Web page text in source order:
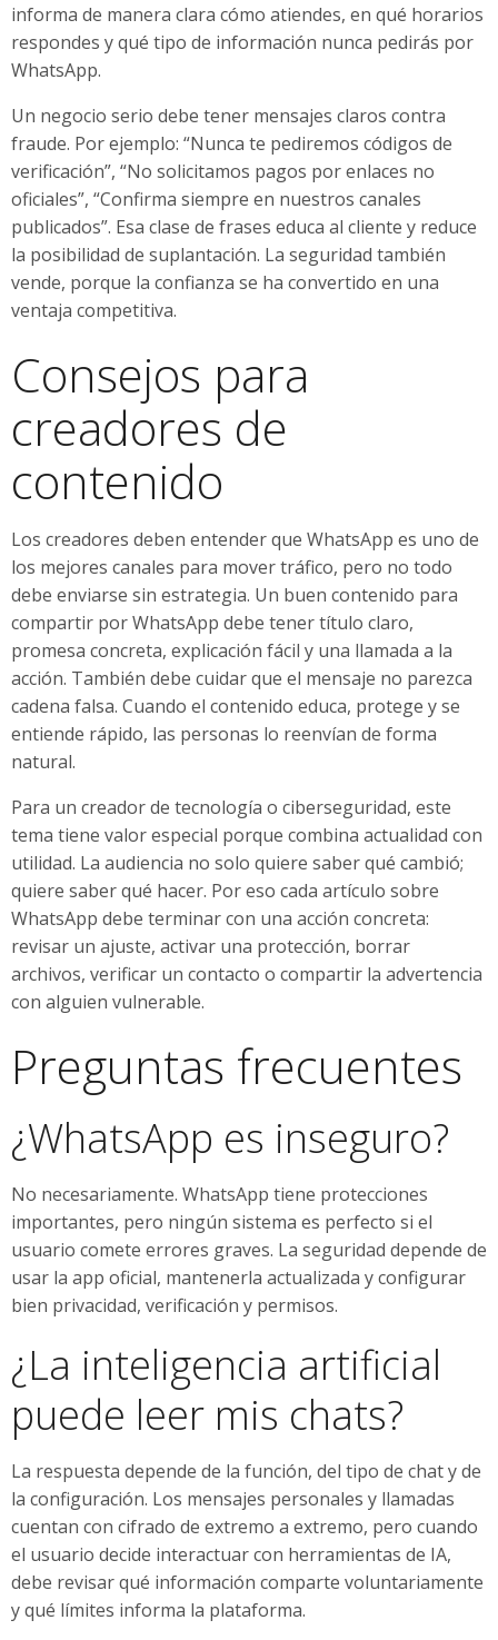
informa de manera clara cómo atiendes, en qué horarios
respondes y qué tipo de información nunca pedirás por
WhatsApp.
Un negocio serio debe tener mensajes claros contra
fraude. Por ejemplo: “Nunca te pediremos códigos de
verificación”, “No solicitamos pagos por enlaces no
oficiales”, “Confirma siempre en nuestros canales
publicados”. Esa clase de frases educa al cliente y reduce
la posibilidad de suplantación. La seguridad también
vende, porque la confianza se ha convertido en una
ventaja competitiva.
Consejos para
creadores de
contenido
Los creadores deben entender que WhatsApp es uno de
los mejores canales para mover tráfico, pero no todo
debe enviarse sin estrategia. Un buen contenido para
compartir por WhatsApp debe tener título claro,
promesa concreta, explicación fácil y una llamada a la
acción. También debe cuidar que el mensaje no parezca
cadena falsa. Cuando el contenido educa, protege y se
entiende rápido, las personas lo reenvían de forma
natural.
Para un creador de tecnología o ciberseguridad, este
tema tiene valor especial porque combina actualidad con
utilidad. La audiencia no solo quiere saber qué cambió;
quiere saber qué hacer. Por eso cada artículo sobre
WhatsApp debe terminar con una acción concreta:
revisar un ajuste, activar una protección, borrar
archivos, verificar un contacto o compartir la advertencia
con alguien vulnerable.
Preguntas frecuentes
¿WhatsApp es inseguro?
No necesariamente. WhatsApp tiene protecciones
importantes, pero ningún sistema es perfecto si el
usuario comete errores graves. La seguridad depende de
usar la app oficial, mantenerla actualizada y configurar
bien privacidad, verificación y permisos.
¿La inteligencia artificial
puede leer mis chats?
La respuesta depende de la función, del tipo de chat y de
la configuración. Los mensajes personales y llamadas
cuentan con cifrado de extremo a extremo, pero cuando
el usuario decide interactuar con herramientas de IA,
debe revisar qué información comparte voluntariamente
y qué límites informa la plataforma.